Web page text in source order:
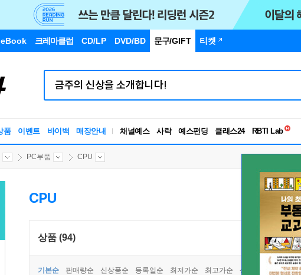
eBook 크레마클럽 CD/LP DVD/BD 문구/GIFT 티켓
품 이벤트 바이백 매장안내 채널예스 사락 예스펀딩 클래스24
독서유형검사
PC부품 CPU
CPU
상품 (94)
기본순 판매량순 신상품순 등록일순 최저가순 최고가순 상품명순